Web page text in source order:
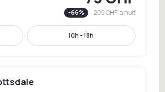
-66% 209 CHFla nuit
10h - 18h